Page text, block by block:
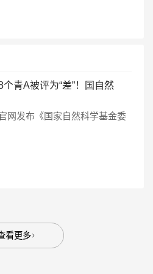
...
青A被评为“差”！国自然
网发布《国家自然科学基金委
看更多